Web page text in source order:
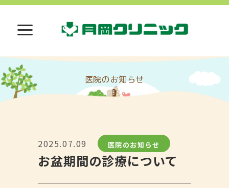
医院のお知らせ
2025.07.09 医院のお知らせ
お盆期間の診療について